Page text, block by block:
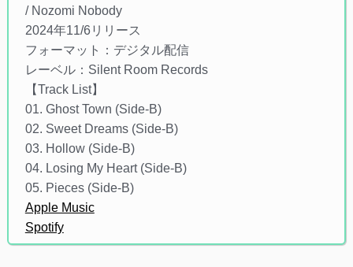
/ Nozomi Nobody
2024年11/6リリース
フォーマット：デジタル配信
レーベル：Silent Room Records
【Track List】
01. Ghost Town (Side-B)
02. Sweet Dreams (Side-B)
03. Hollow (Side-B)
04. Losing My Heart (Side-B)
05. Pieces (Side-B)
Apple Music
Spotify